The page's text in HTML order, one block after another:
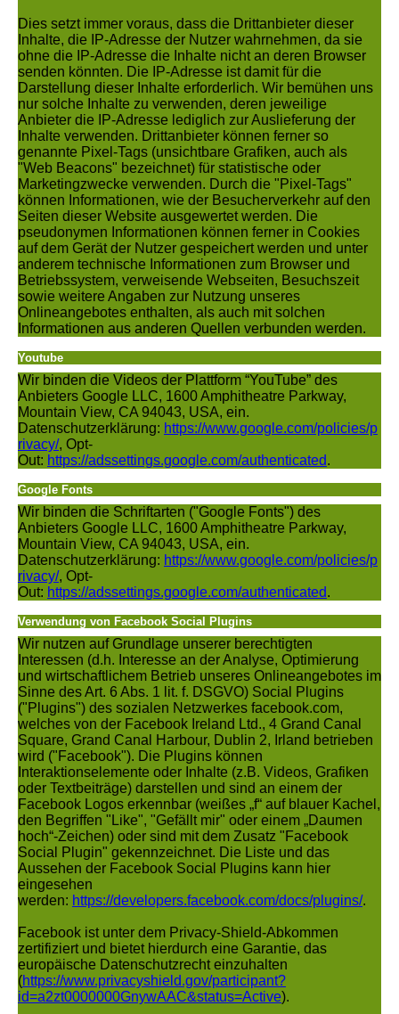
Dies setzt immer voraus, dass die Drittanbieter dieser
Inhalte, die IP-Adresse der Nutzer wahrnehmen, da sie
ohne die IP-Adresse die Inhalte nicht an deren Browser
senden könnten. Die IP-Adresse ist damit für die
Darstellung dieser Inhalte erforderlich. Wir bemühen uns
nur solche Inhalte zu verwenden, deren jeweilige
Anbieter die IP-Adresse lediglich zur Auslieferung der
Inhalte verwenden. Drittanbieter können ferner so
genannte Pixel-Tags (unsichtbare Grafiken, auch als
"Web Beacons" bezeichnet) für statistische oder
Marketingzwecke verwenden. Durch die "Pixel-Tags"
können Informationen, wie der Besucherverkehr auf den
Seiten dieser Website ausgewertet werden. Die
pseudonymen Informationen können ferner in Cookies
auf dem Gerät der Nutzer gespeichert werden und unter
anderem technische Informationen zum Browser und
Betriebssystem, verweisende Webseiten, Besuchszeit
sowie weitere Angaben zur Nutzung unseres
Onlineangebotes enthalten, als auch mit solchen
Informationen aus anderen Quellen verbunden werden.
Youtube
Wir binden die Videos der Plattform “YouTube” des
Anbieters Google LLC, 1600 Amphitheatre Parkway,
Mountain View, CA 94043, USA, ein.
Datenschutzerklärung: https://www.google.com/policies/p
rivacy/, Opt-
Out: https://adssettings.google.com/authenticated.
Google Fonts
Wir binden die Schriftarten ("Google Fonts") des
Anbieters Google LLC, 1600 Amphitheatre Parkway,
Mountain View, CA 94043, USA, ein.
Datenschutzerklärung: https://www.google.com/policies/p
rivacy/, Opt-
Out: https://adssettings.google.com/authenticated.
Verwendung von Facebook Social Plugins
Wir nutzen auf Grundlage unserer berechtigten
Interessen (d.h. Interesse an der Analyse, Optimierung
und wirtschaftlichem Betrieb unseres Onlineangebotes im
Sinne des Art. 6 Abs. 1 lit. f. DSGVO) Social Plugins
("Plugins") des sozialen Netzwerkes facebook.com,
welches von der Facebook Ireland Ltd., 4 Grand Canal
Square, Grand Canal Harbour, Dublin 2, Irland betrieben
wird ("Facebook"). Die Plugins können
Interaktionselemente oder Inhalte (z.B. Videos, Grafiken
oder Textbeiträge) darstellen und sind an einem der
Facebook Logos erkennbar (weißes „f“ auf blauer Kachel,
den Begriffen "Like", "Gefällt mir" oder einem „Daumen
hoch“-Zeichen) oder sind mit dem Zusatz "Facebook
Social Plugin" gekennzeichnet. Die Liste und das
Aussehen der Facebook Social Plugins kann hier
eingesehen
werden: https://developers.facebook.com/docs/plugins/.
Facebook ist unter dem Privacy-Shield-Abkommen
zertifiziert und bietet hierdurch eine Garantie, das
europäische Datenschutzrecht einzuhalten
(https://www.privacyshield.gov/participant?
id=a2zt0000000GnywAAC&status=Active).